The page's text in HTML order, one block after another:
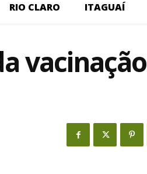
RIO CLARO ITAGUAÍ
vacinação